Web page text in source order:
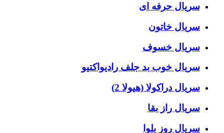
سریال حرفه ای
سریال خاتون
سریال خسوف
سریال خوب بد جلف رادیواکتیو
سریال دراکولا (هیولا 2)
سریال راز بقا
سریال روز بلوا